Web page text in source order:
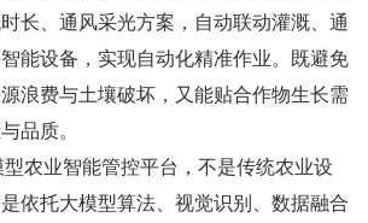
长、通风采光方案，自动联动灌溉、通
能设备，实现自动化精准作业。既避免
浪费与土壤破坏，又能贴合作物生长需
品质。
农业智能管控平台，不是传统农业设
依托大模型算法、视觉识别、数据融合